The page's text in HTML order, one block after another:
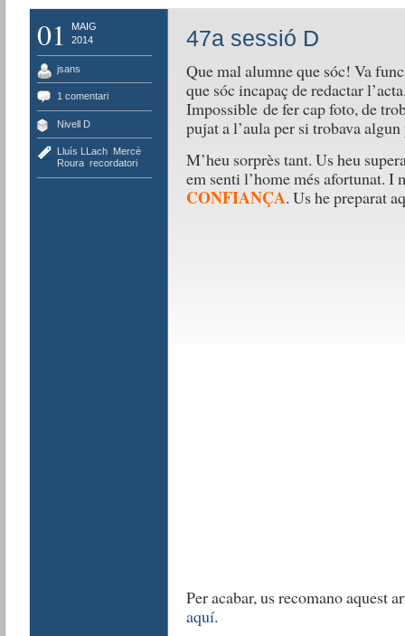
01
MAIG
2014
jsans
1 comentari
Nivell D
Lluís LLach, Mercè
Roura, recordatori
47a sessió D
Que mal alumne que sóc! Va
que sóc incapaç de redactar
Impossible de fer cap foto, de
pujat a l’aula per si trobava
M’heu sorprès tant. Us heu
em senti l’home més afortunat. I
CONFIANÇA. Us he preparat
Per acabar, us recomano aquest
aquí.